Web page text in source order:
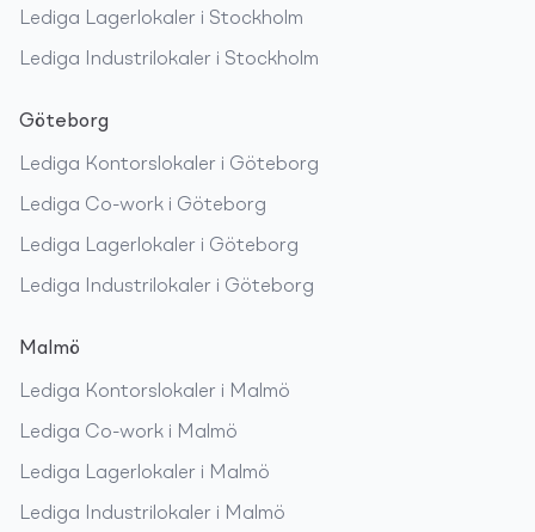
Lediga Lagerlokaler i Stockholm
Lediga Industrilokaler i Stockholm
Göteborg
Lediga Kontorslokaler i Göteborg
Lediga Co-work i Göteborg
Lediga Lagerlokaler i Göteborg
Lediga Industrilokaler i Göteborg
Malmö
Lediga Kontorslokaler i Malmö
Lediga Co-work i Malmö
Lediga Lagerlokaler i Malmö
Lediga Industrilokaler i Malmö